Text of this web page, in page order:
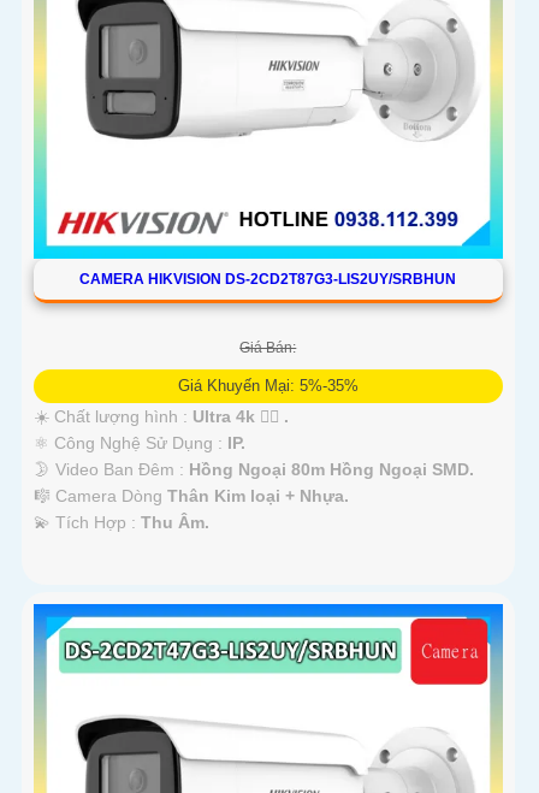
CAMERA HIKVISION DS-2CD2T87G3-LIS2UY/SRBHUN
Giá Bán:
Giá Khuyến Mại: 5%-35%
☀️ Chất lượng hình : Ultra 4k 👍🏾 .
⚛️ Công Nghệ Sử Dụng : IP.
🌛 Video Ban Đêm : Hồng Ngoại 80m Hồng Ngoại SMD.
🎼️ Camera Dòng Thân Kim loại + Nhựa.
️💫 Tích Hợp : Thu Âm.